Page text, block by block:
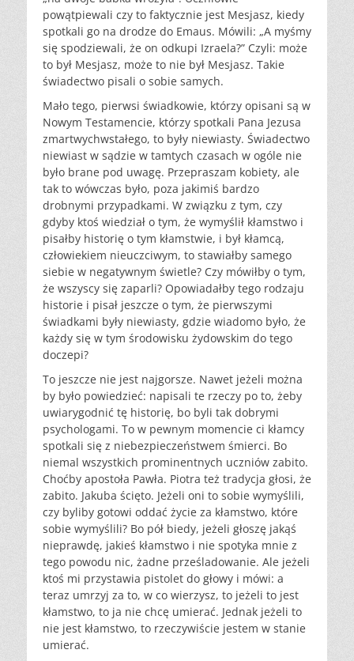
powątpiewali czy to faktycznie jest Mesjasz, kiedy
spotkali go na drodze do Emaus. Mówili: „A myśmy
się spodziewali, że on odkupi Izraela?” Czyli: może
to był Mesjasz, może to nie był Mesjasz. Takie
świadectwo pisali o sobie samych.
Mało tego, pierwsi świadkowie, którzy opisani są w
Nowym Testamencie, którzy spotkali Pana Jezusa
zmartwychwstałego, to były niewiasty. Świadectwo
niewiast w sądzie w tamtych czasach w ogóle nie
było brane pod uwagę. Przepraszam kobiety, ale
tak to wówczas było, poza jakimiś bardzo
drobnymi przypadkami. W związku z tym, czy
gdyby ktoś wiedział o tym, że wymyślił kłamstwo i
pisałby historię o tym kłamstwie, i był kłamcą,
człowiekiem nieuczciwym, to stawiałby samego
siebie w negatywnym świetle? Czy mówiłby o tym,
że wszyscy się zaparli? Opowiadałby tego rodzaju
historie i pisał jeszcze o tym, że pierwszymi
świadkami były niewiasty, gdzie wiadomo było, że
każdy się w tym środowisku żydowskim do tego
doczepi?
To jeszcze nie jest najgorsze. Nawet jeżeli można
by było powiedzieć: napisali te rzeczy po to, żeby
uwiarygodnić tę historię, bo byli tak dobrymi
psychologami. To w pewnym momencie ci kłamcy
spotkali się z niebezpieczeństwem śmierci. Bo
niemal wszystkich prominentnych uczniów zabito.
Choćby apostoła Pawła. Piotra też tradycja głosi, że
zabito. Jakuba ścięto. Jeżeli oni to sobie wymyślili,
czy byliby gotowi oddać życie za kłamstwo, które
sobie wymyślili? Bo pół biedy, jeżeli głoszę jakąś
nieprawdę, jakieś kłamstwo i nie spotyka mnie z
tego powodu nic, żadne prześladowanie. Ale jeżeli
ktoś mi przystawia pistolet do głowy i mówi: a
teraz umrzyj za to, w co wierzysz, to jeżeli to jest
kłamstwo, to ja nie chcę umierać. Jednak jeżeli to
nie jest kłamstwo, to rzeczywiście jestem w stanie
umierać.